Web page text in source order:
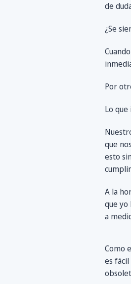
de
¿Se
Por
Lo
que
esto
A la
que yo
a
Como
es